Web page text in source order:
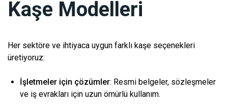
Kaşe Modelleri
Her sektöre ve ihtiyaca uygun farklı kaşe seçenekleri
üretiyoruz:
İşletmeler için çözümler: Resmi belgeler, sözleşmeler
ve iş evrakları için uzun ömürlü kullanım.